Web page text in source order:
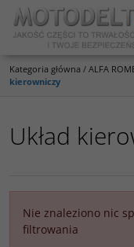
Kategoria główna / ALFA
kierowniczy
Układ
Nie znaleziono nic
filtrowania